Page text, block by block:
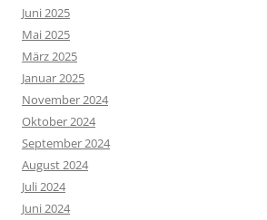
Juni 2025
Mai 2025
März 2025
Januar 2025
November 2024
Oktober 2024
September 2024
August 2024
Juli 2024
Juni 2024